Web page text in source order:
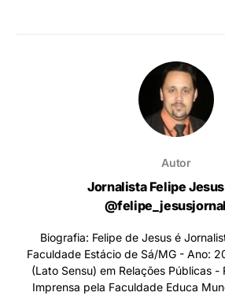
Autor
Jornalista Felipe
Biografia: Felipe de Jesus é
Faculdade Estácio de Sá/MG - Ano:
(Lato Sensu) em Relações Públicas -
Imprensa pela Faculdade Educa